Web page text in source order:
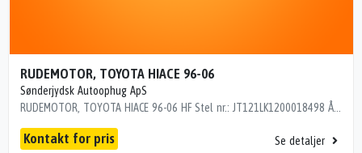
RUDEMOTOR, TOYOTA HIACE 96-06
Sønderjydsk Autoophug ApS
RUDEMOTOR, TOYOTA HIACE 96-06 HF Stel nr.: JT121LK1200018498 Årgang: 1997 Del nr.: A87355 Dito nr.: 81935600 Stamkort nr.: 5189 INCL.REG. 200000 km
Kontakt for pris Se detaljer